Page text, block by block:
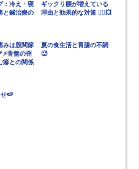
：冷え・寝
と鍼治療の
ギックリ腰が増えている
理由と効果的な対策 🚶‍♂️💥
みは股関節
骨盤の歪
癖との関係
夏の食生活と胃腸の不調
🥵
🍉